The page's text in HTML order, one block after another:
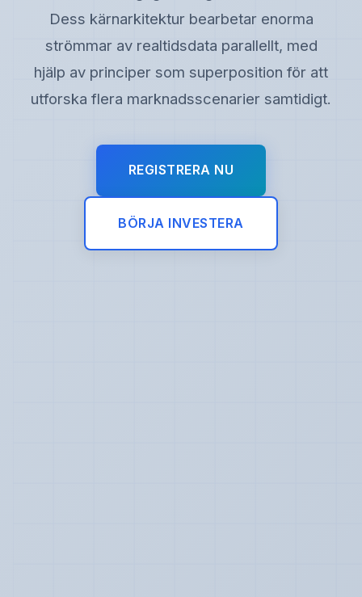
Dess kärnarkitektur bearbetar enorma
strömmar av realtidsdata parallellt, med
hjälp av principer som superposition för att
utforska flera marknadsscenarier samtidigt.
REGISTRERA NU
BÖRJA INVESTERA